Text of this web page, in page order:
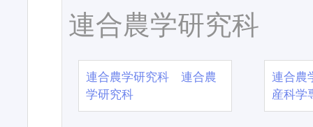
連合農学研究科
連合農学研究科 連合農
学研究科
連合農
産科学